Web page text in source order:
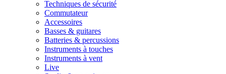
Techniques de sécurité
Commutateur
Accessoires
Basses & guitares
Batteries & percussions
Instruments à touches
Instruments à vent
Live